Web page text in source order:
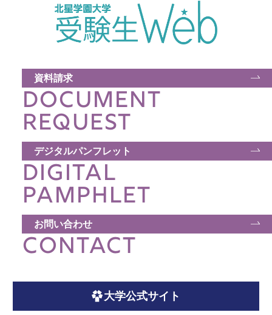
デジタルパンフレット
お問い合わせ
サイトマップ
入試情報
キャンパスライフ
就職・キャリア
資料請求
DOCUMENT
REQUEST
デジタルパンフレット
DIGITAL
PAMPHLET
お問い合わせ
CONTACT
大学公式サイト